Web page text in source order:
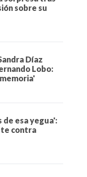
sobre su
Díaz
Lobo:
de esa yegua':
contra